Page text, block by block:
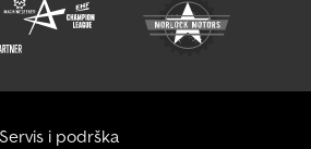
Servis i podrška